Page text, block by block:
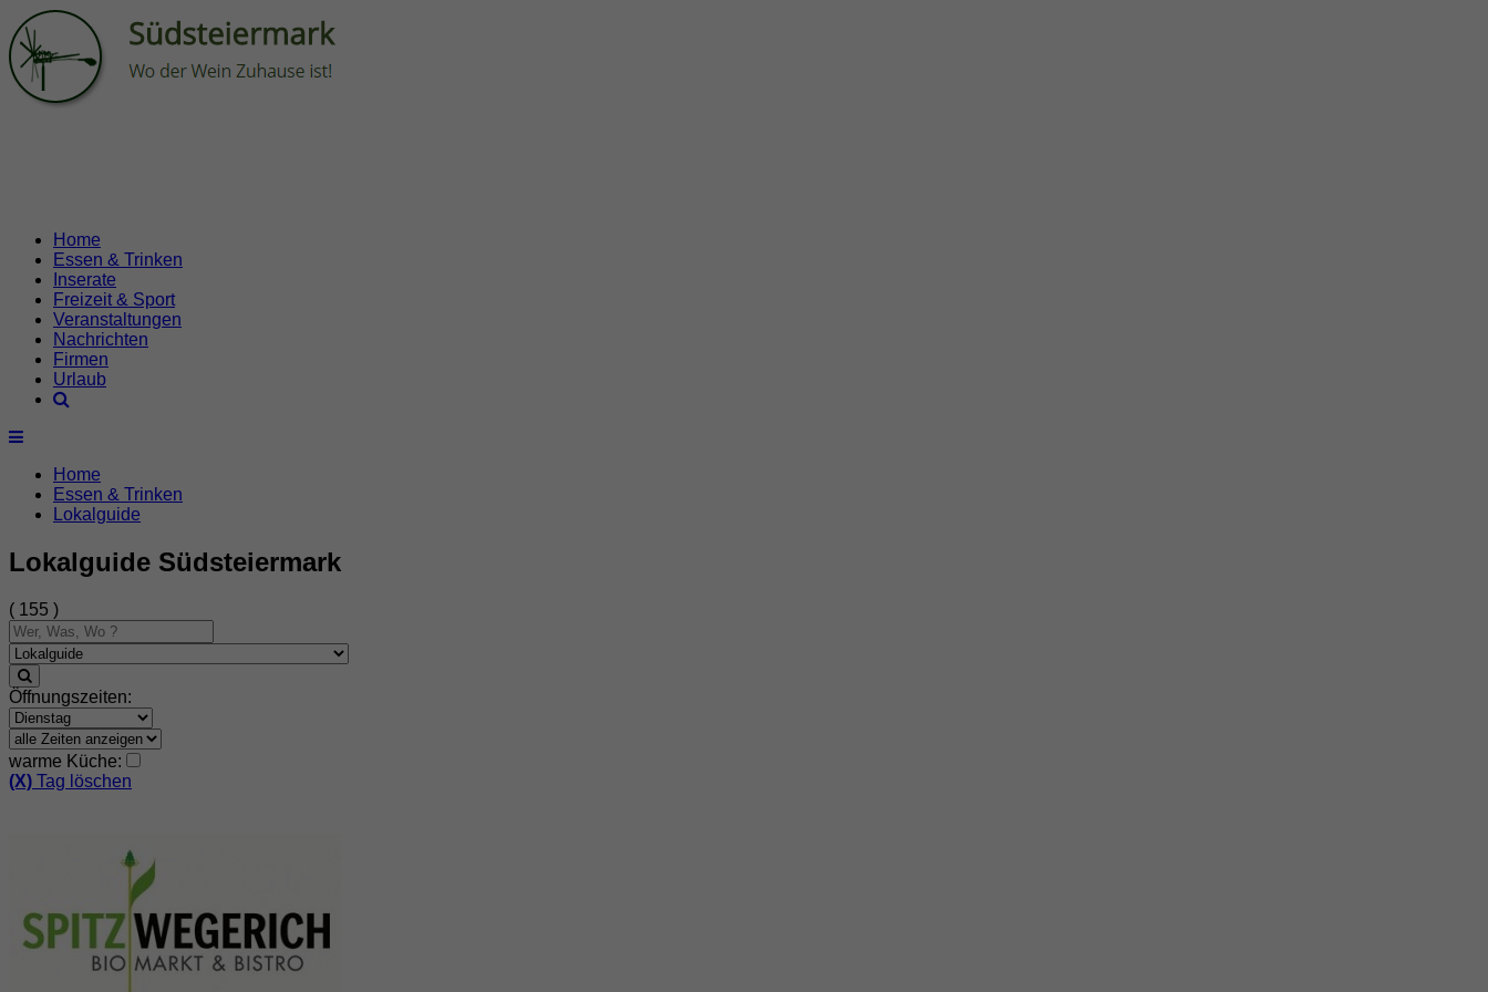
Home
Essen & Trinken
Inserate
Freizeit & Sport
Veranstaltungen
Nachrichten
Firmen
Urlaub
Home
Essen & Trinken
Lokalguide
Lokalguide Südsteiermark
( 155 )
Öffnungszeiten:
warme Küche:
(X) Tag löschen